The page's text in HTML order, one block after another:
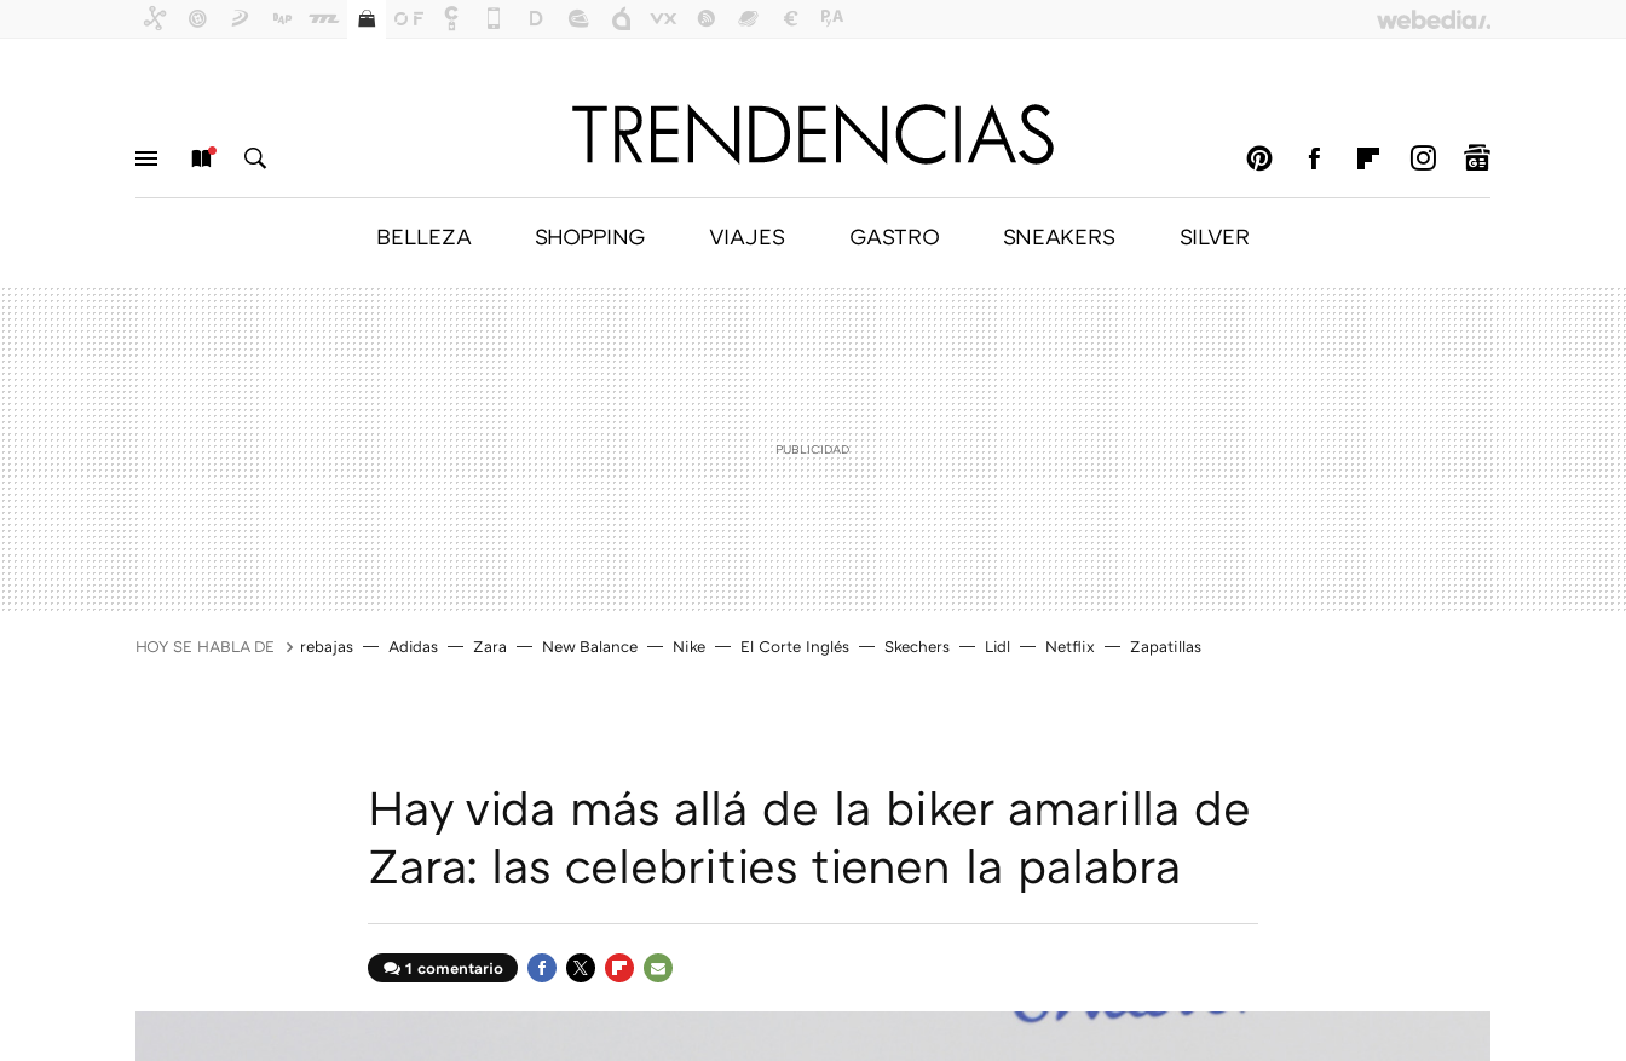
BELLEZA SHOPPING VIAJES GASTRO SNEAKERS SILVER
HOY SE HABLA DE rebajas Adidas Zara New Balance Nike El Corte Inglés Skechers Lidl Netflix Zapatillas
Hay vida más allá de la biker amarilla de
Zara: las celebrities tienen la palabra
1 comentario